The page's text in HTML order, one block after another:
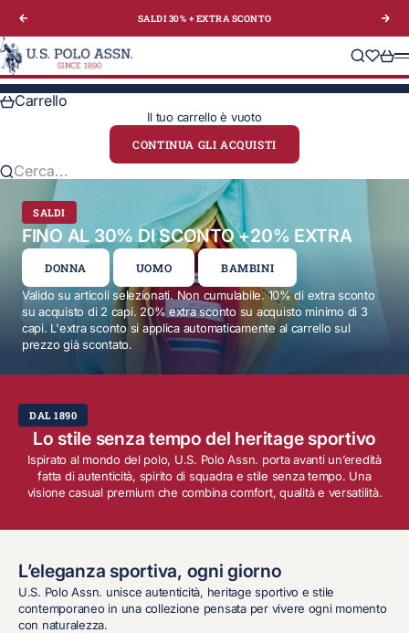
Precedente
SALDI 30% + EXTRA SCONTO
U.S. Polo Assn. Italy Cerca
Carrello
Il tuo carrello è vuoto
CONTINUA GLI ACQUISTI
Cerca...
SALDI
FINO AL 30% DI SCONTO +20% EXTRA
DONNA UOMO
BAMBINI
Valido su articoli selezionati. Non cumulabile. 10% di extra sconto
su acquisto di 2 capi. 20% extra sconto su acquisto minimo di 3
capi. L'extra sconto si applica automaticamente al carrello sul
prezzo già scontato.
DAL 1890
Lo stile senza tempo del heritage sportivo
Ispirato al mondo del polo, U.S. Polo Assn. porta avanti un’eredità
fatta di autenticità, spirito di squadra e stile senza tempo. Una
visione casual premium che combina comfort, qualità e versatilità.
L’eleganza sportiva, ogni giorno
U.S. Polo Assn. unisce autenticità, heritage sportivo e stile
contemporaneo in una collezione pensata per vivere ogni momento
con naturalezza.